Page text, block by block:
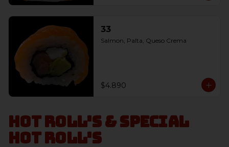
33
Salmon, Palta, Queso Crema
$4.890
Hot Roll's & Special
Hot Roll's